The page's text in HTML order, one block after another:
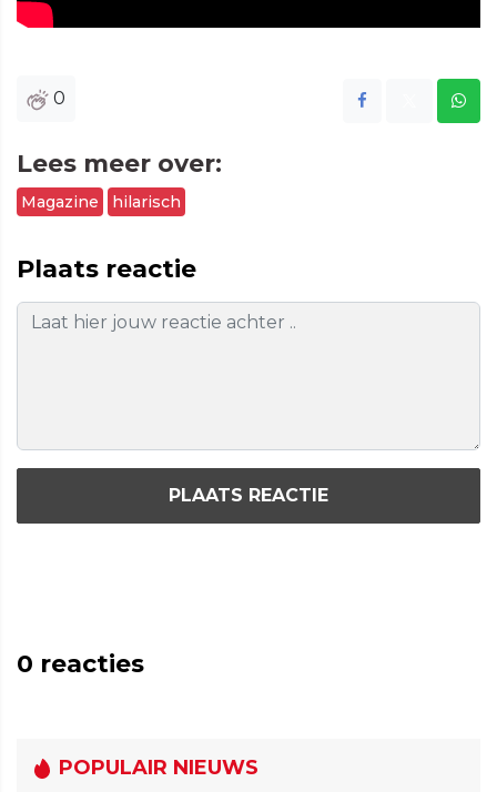
0
Lees meer over:
Magazine hilarisch
Plaats reactie
PLAATS REACTIE
0 reacties
POPULAIR NIEUWS